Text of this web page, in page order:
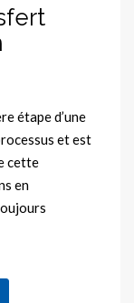
étape d’une
et est
cette
en